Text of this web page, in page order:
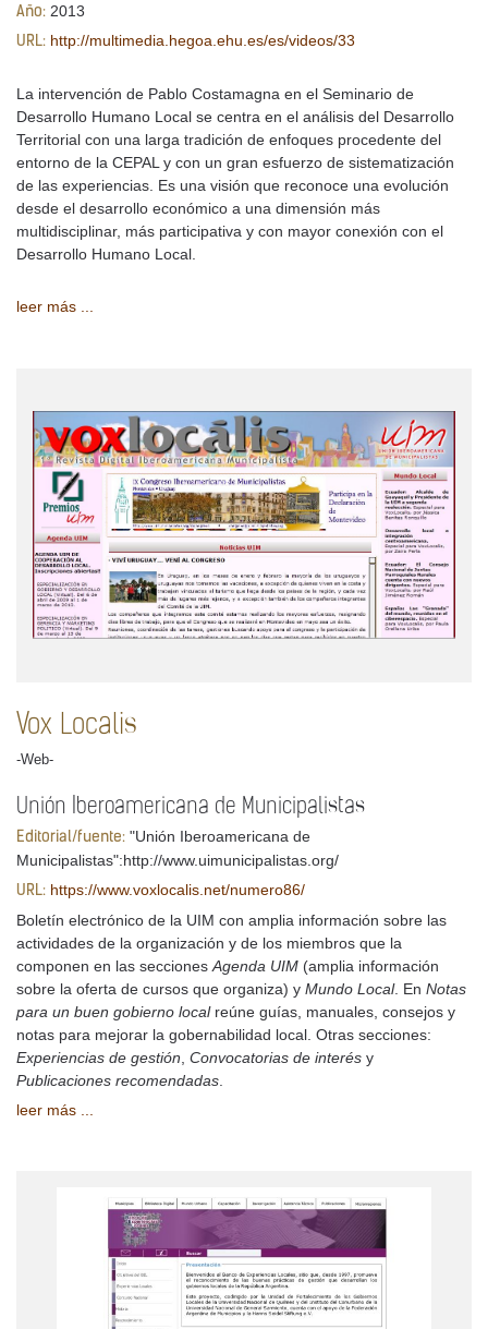
Año: 2013
URL: http://multimedia.hegoa.ehu.es/es/videos/33
La intervención de Pablo Costamagna en el Seminario de
Desarrollo Humano Local se centra en el análisis del Desarrollo
Territorial con una larga tradición de enfoques procedente del
entorno de la CEPAL y con un gran esfuerzo de sistematización
de las experiencias. Es una visión que reconoce una evolución
desde el desarrollo económico a una dimensión más
multidisciplinar, más participativa y con mayor conexión con el
Desarrollo Humano Local.
leer más ...
Vox Localis
-Web-
Unión Iberoamericana de Municipalistas
Editorial/fuente: "Unión Iberoamericana de
Municipalistas":http://www.uimunicipalistas.org/
URL: https://www.voxlocalis.net/numero86/
Boletín electrónico de la UIM con amplia información sobre las
actividades de la organización y de los miembros que la
componen en las secciones Agenda UIM (amplia información
sobre la oferta de cursos que organiza) y Mundo Local. En Notas
para un buen gobierno localreúne guías, manuales, consejos y
notas para mejorar la gobernabilidad local. Otras secciones:
Experiencias de gestión Convocatorias de interés y
Publicaciones recomendadas
leer más ...